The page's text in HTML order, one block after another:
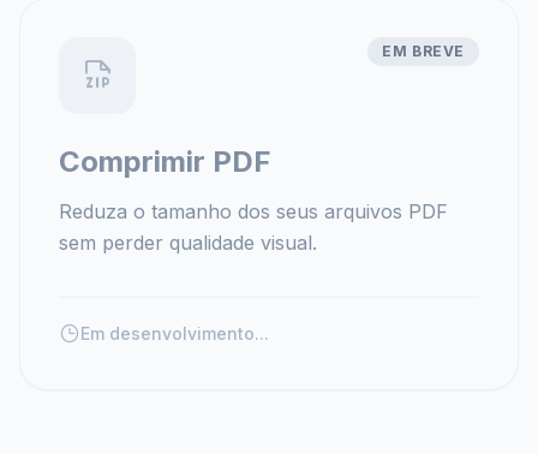
EM BREVE
Comprimir PDF
Reduza o tamanho dos seus arquivos PDF
sem perder qualidade visual.
Em desenvolvimento...